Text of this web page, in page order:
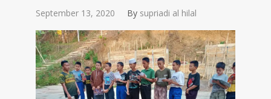
September 13, 2020 By supriadi al hilal